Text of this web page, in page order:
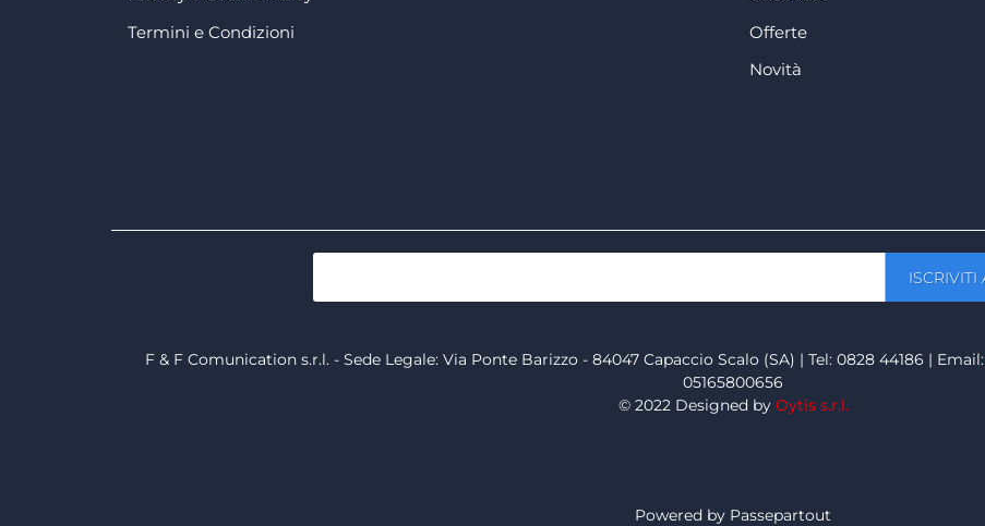
Termini e Condizioni
Offerte
Novità
F & F Comunication s.r.l. - Sede Legale: Via Ponte Barizzo - 84047 Capaccio Scalo (SA) | Tel: 0828 44186 | Email:
05165800656
© 2022 Designed by Oytis s.r.l.
Powered by Passepartout